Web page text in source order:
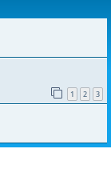
1 2 3